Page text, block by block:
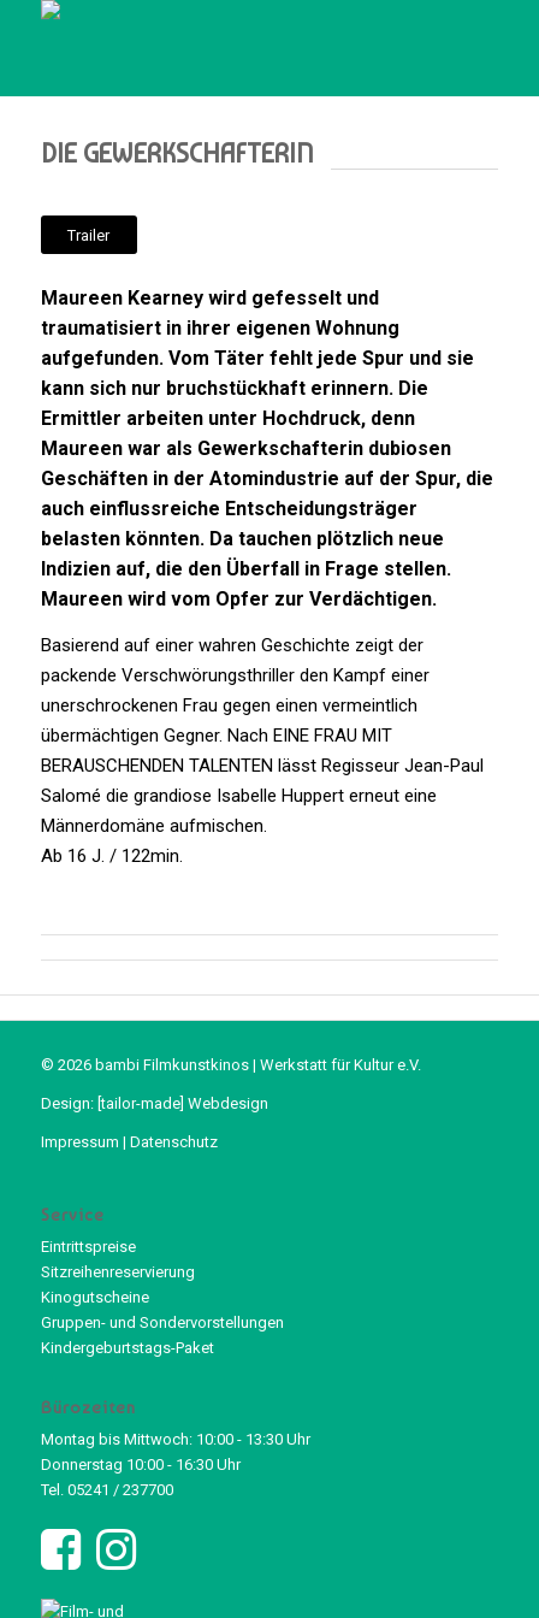
DIE GEWERKSCHAFTERIN
Trailer
Maureen Kearney wird gefesselt und
traumatisiert in ihrer eigenen Wohnung
aufgefunden. Vom Täter fehlt jede Spur und sie
kann sich nur bruchstückhaft erinnern. Die
Ermittler arbeiten unter Hochdruck, denn
Maureen war als Gewerkschafterin dubiosen
Geschäften in der Atomindustrie auf der Spur, die
auch einflussreiche Entscheidungsträger
belasten könnten. Da tauchen plötzlich neue
Indizien auf, die den Überfall in Frage stellen.
Maureen wird vom Opfer zur Verdächtigen.
Basierend auf einer wahren Geschichte zeigt der
packende Verschwörungsthriller den Kampf einer
unerschrockenen Frau gegen einen vermeintlich
übermächtigen Gegner. Nach EINE FRAU MIT
BERAUSCHENDEN TALENTEN lässt Regisseur Jean-Paul
Salomé die grandiose Isabelle Huppert erneut eine
Männerdomäne aufmischen.
Ab 16 J. / 122min.
© 2026 bambi Filmkunstkinos | Werkstatt für Kultur e.V.
Design: [tailor-made] Webdesign
Impressum | Datenschutz
Service
Eintrittspreise
Sitzreihenreservierung
Kinogutscheine
Gruppen- und Sondervorstellungen
Kindergeburtstags-Paket
Bürozeiten
Montag bis Mittwoch: 10:00 - 13:30 Uhr
Donnerstag 10:00 - 16:30 Uhr
Tel. 05241 / 237700